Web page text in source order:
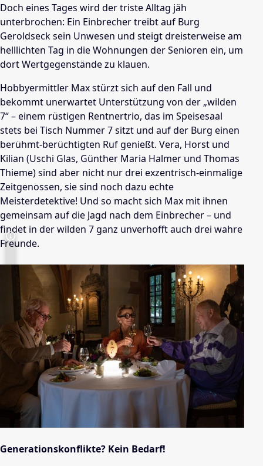
Doch eines Tages wird der triste Alltag jäh
unterbrochen: Ein Einbrecher treibt auf Burg
Geroldseck sein Unwesen und steigt dreisterweise am
helllichten Tag in die Wohnungen der Senioren ein, um
dort Wertgegenstände zu klauen.
Hobbyermittler Max stürzt sich auf den Fall und
bekommt unerwartet Unterstützung von der „wilden
7“ – einem rüstigen Rentnertrio, das im Speisesaal
stets bei Tisch Nummer 7 sitzt und auf der Burg einen
berühmt-berüchtigten Ruf genießt. Vera, Horst und
Kilian (Uschi Glas, Günther Maria Halmer und Thomas
Thieme) sind aber nicht nur drei exzentrisch-einmalige
Zeitgenossen, sie sind noch dazu echte
Meisterdetektive! Und so macht sich Max mit ihnen
gemeinsam auf die Jagd nach dem Einbrecher – und
findet in der wilden 7 ganz unverhofft auch drei wahre
Freunde.
Generationskonflikte? Kein Bedarf!